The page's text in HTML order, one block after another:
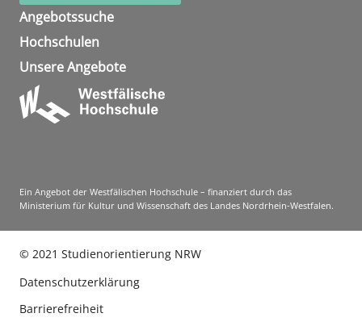
Angebotssuche
Hochschulen
Unsere Angebote
Ein Angebot der Westfälischen Hochschule – finanziert durch das
Ministerium für Kultur und Wissenschaft des Landes Nordrhein-Westfalen.
© 2021 Studienorientierung NRW
Datenschutzerklärung
Barrierefreiheit